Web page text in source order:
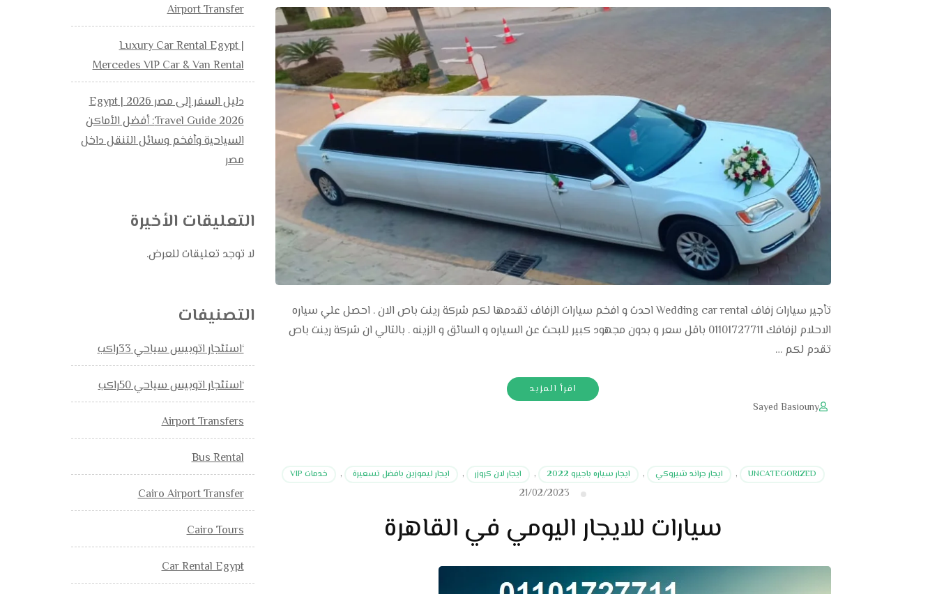
تأجير سيارات زفاف Wedding car rental احدث و افخم سيارات الزفاف تقدمها لكم شركة رينت باص الان . احصل علي سياره
الاحلام لزفافك 01101727711 باقل سعر و بدون مجهود كبير للبحث عن السياره و السائق و الزينه . بالتالي ان شركة رينت باص
تقدم لكم …
اقرأ المزيد
Sayed Basiouny
UNCATEGORIZED
, ايجار جراند شيروكي , ايجار سياره باجيرو 2022 , ايجار لان كروزر , ايجار ليموزين بافضل تسعيرة , خدمات VIP
21/02/2023
سيارات للايجار اليومي في القاهرة
Airport Transfer
Luxury Car Rental Egypt |
Mercedes VIP Car & Van Rental
دليل السفر إلى مصر 2026 | Egypt
Travel Guide 2026: أفضل الأماكن
السياحية وأفخم وسائل التنقل داخل
مصر
التعليقات الأخيرة
لا توجد تعليقات للعرض.
التصنيفات
‘استئجار اتوبيس سياحي 33راكب
‘استئجار اتوبيس سياحي 50راكب
Airport Transfers
Bus Rental
Cairo Airport Transfer
Cairo Tours
Car Rental Egypt